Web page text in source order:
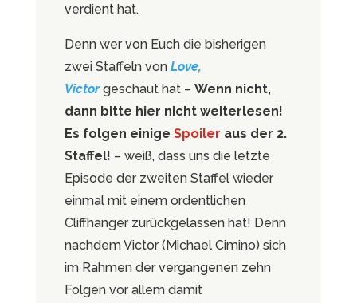
verdient hat.
Denn wer von Euch die bisherigen
zwei Staffeln von Love,
Victorgeschaut hat – Wenn nicht,
dann bitte hier nicht weiterlesen!
Es folgen einige Spoiler aus der 2.
Staffel! – weiß, dass uns die letzte
Episode der zweiten Staffel wieder
einmal mit einem ordentlichen
Cliffhanger zurückgelassen hat! Denn
nachdem Victor (Michael Cimino) sich
im Rahmen der vergangenen zehn
Folgen vor allem damit